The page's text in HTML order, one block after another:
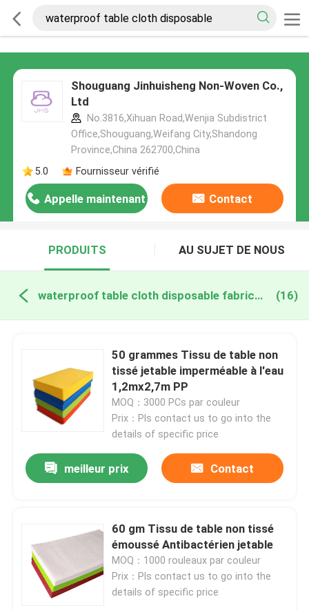
Shouguang Jinhuisheng Non-Woven Co.,
Ltd
No.3816,Xihuan Road,Wenjia Subdistrict
Office,Shouguang,Weifang City,Shandong
Province,China 262700,China
5.0
Fournisseur vérifié
Appelle maintenant Contact
PRODUITS AU SUJET DE NOUS
waterproof table cloth disposable fabrication en ligne (16)
50 grammes Tissu de table non
tissé jetable imperméable à l'eau
1,2mx2,7m PP
MOQ：3000 PCs par couleur
Prix：Pls contact us to go into the
details of specific price
meilleur prix Contact
60 gm Tissu de table non tissé
émoussé Antibactérien jetable
MOQ：1000 rouleaux par couleur
Prix：Pls contact us to go into the
details of specific price